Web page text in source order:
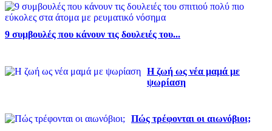
9 συμβουλές που κάνουν τις δουλειές του...
Η ζωή ως νέα μαμά με
ψωρίαση
Πώς τρέφονται οι αιωνόβιοι;